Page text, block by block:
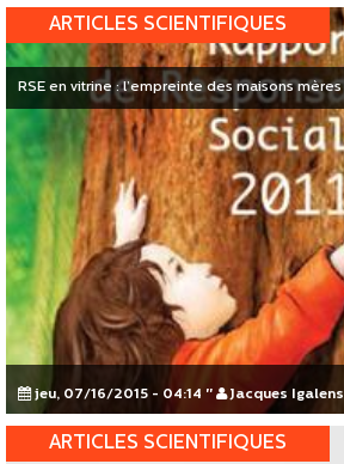
RSE en vitrine : l’empreinte des maisons mères
ARTICLES SCIENTIFIQUES
jeu, 07/16/2015 - 04:14 " Jacques Igalens
ARTICLES SCIENTIFIQUES